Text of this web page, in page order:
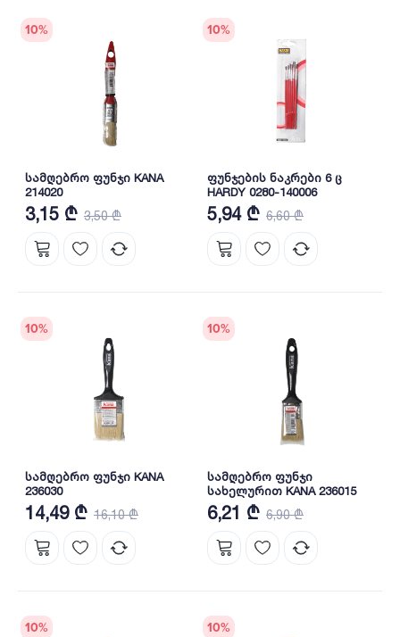
10%
სამღებრო ფუნჯი KANA
214020
3,15 ₾ 3,50 ₾
10%
ფუნჯების ნაკრები 6 ც
HARDY 0280-140006
5,94 ₾ 6,60 ₾
10%
სამღებრო ფუნჯი KANA
236030
14,49 ₾ 16,10 ₾
10%
სამღებრო ფუნჯი
სახელურით KANA 236015
6,21 ₾ 6,90 ₾
10% 10%